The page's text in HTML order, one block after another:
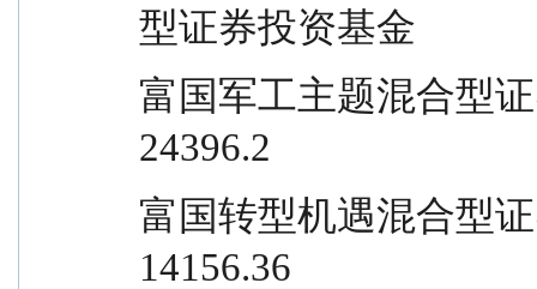
型证券投资基金
富国军工主题混合型
24396.2
富国转型机遇混合型证
14156.36